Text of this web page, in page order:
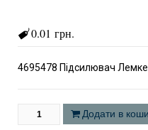
0.01 грн.
4695478 Підсилювач
Додати в